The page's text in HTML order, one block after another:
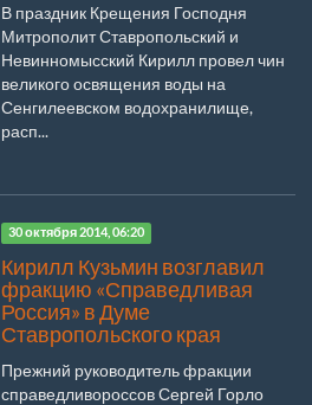
В праздник Крещения Господня
Митрополит Ставропольский и
Невинномысский Кирилл провел чин
великого освящения воды на
Сенгилеевском водохранилище,
расп...
30 октября 2014, 06:20
Кирилл Кузьмин возглавил
фракцию «Справедливая
Россия» в Думе
Ставропольского края
Прежний руководитель фракции
справедливороссов Сергей Горло